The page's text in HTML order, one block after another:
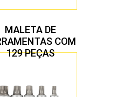
MALETA DE
COM
129 PEÇAS